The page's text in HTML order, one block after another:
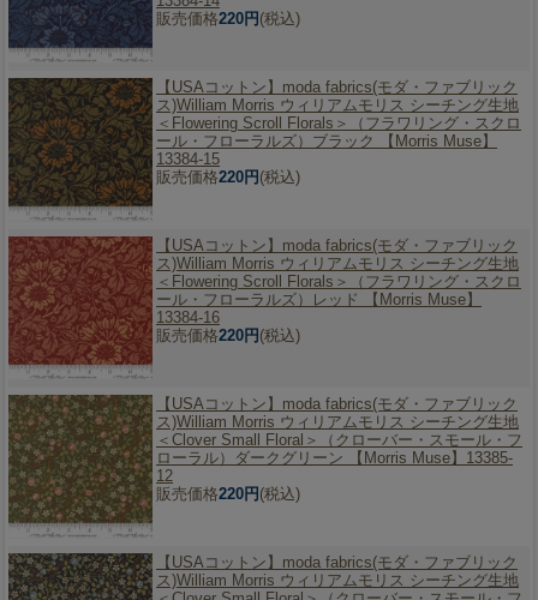
販売価格220円(税込)
【USAコットン】 moda fabrics(モダ・ファブリック
ス)William Morris ウィリアムモリス シーチング生地
＜Flowering Scroll Florals＞（フラワリング・スクロ
ール・フローラルズ）ブラック 【Morris Muse】
13384-15
販売価格220円(税込)
【USAコットン】 moda fabrics(モダ・ファブリック
ス)William Morris ウィリアムモリス シーチング生地
＜Flowering Scroll Florals＞（フラワリング・スクロ
ール・フローラルズ）レッド 【Morris Muse】
13384-16
販売価格220円(税込)
【USAコットン】 moda fabrics(モダ・ファブリック
ス)William Morris ウィリアムモリス シーチング生地
＜Clover Small Floral＞（クローバー・スモール・フ
ローラル）ダークグリーン 【Morris Muse】13385-
12
販売価格220円(税込)
【USAコットン】 moda fabrics(モダ・ファブリック
ス)William Morris ウィリアムモリス シーチング生地